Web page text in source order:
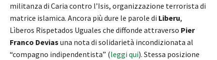
militanza di Caria contro l’Isis, organizzazione terrorista di
matrice islamica. Ancora più dure le parole di Liberu,
Lìberos Rispetados Uguales che diffonde attraverso Pier
Franco Devias una nota di solidarietà incondizionata al
“compagno indipendentista” (leggi qui). Stessa posizione